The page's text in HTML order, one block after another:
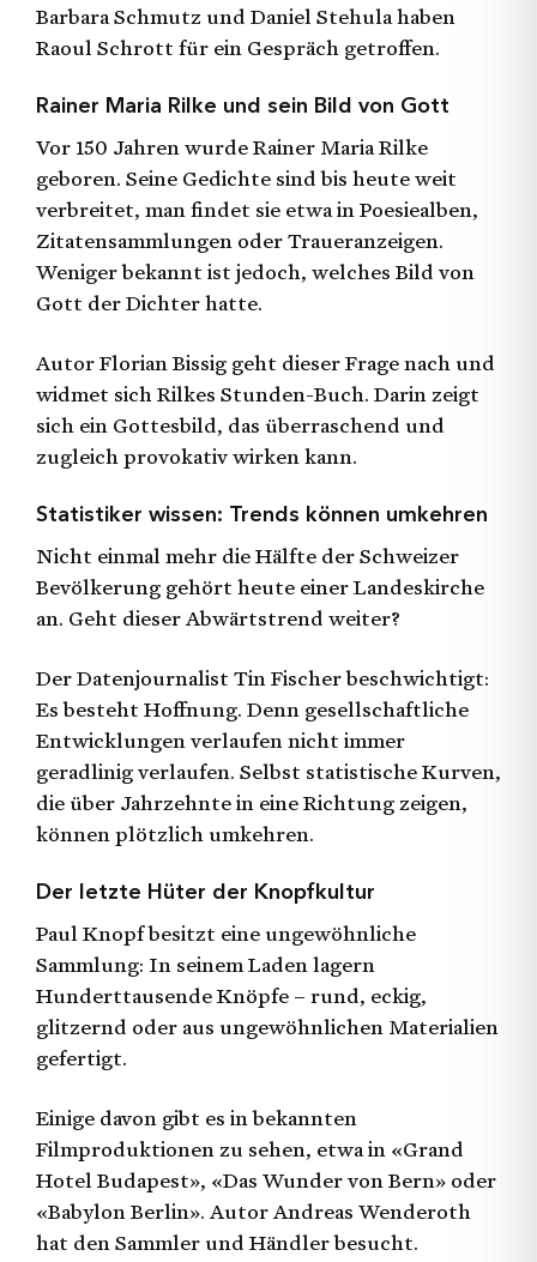
Barbara Schmutz und Daniel Stehula haben
Raoul Schrott für ein Gespräch getroffen.
Rainer Maria Rilke und sein Bild von Gott
Vor 150 Jahren wurde Rainer Maria Rilke
geboren. Seine Gedichte sind bis heute weit
verbreitet, man findet sie etwa in Poesiealben,
Zitatensammlungen oder Traueranzeigen.
Weniger bekannt ist jedoch, welches Bild von
Gott der Dichter hatte.
Autor Florian Bissig geht dieser Frage nach und
widmet sich Rilkes Stunden-Buch. Darin zeigt
sich ein Gottesbild, das überraschend und
zugleich provokativ wirken kann.
Statistiker wissen: Trends können umkehren
Nicht einmal mehr die Hälfte der Schweizer
Bevölkerung gehört heute einer Landeskirche
an. Geht dieser Abwärtstrend weiter?
Der Datenjournalist Tin Fischer beschwichtigt:
Es besteht Hoffnung. Denn gesellschaftliche
Entwicklungen verlaufen nicht immer
geradlinig verlaufen. Selbst statistische Kurven,
die über Jahrzehnte in eine Richtung zeigen,
können plötzlich umkehren.
Der letzte Hüter der Knopfkultur
Paul Knopf besitzt eine ungewöhnliche
Sammlung: In seinem Laden lagern
Hunderttausende Knöpfe – rund, eckig,
glitzernd oder aus ungewöhnlichen Materialien
gefertigt.
Einige davon gibt es in bekannten
Filmproduktionen zu sehen, etwa in «Grand
Hotel Budapest», «Das Wunder von Bern» oder
«Babylon Berlin». Autor Andreas Wenderoth
hat den Sammler und Händler besucht.